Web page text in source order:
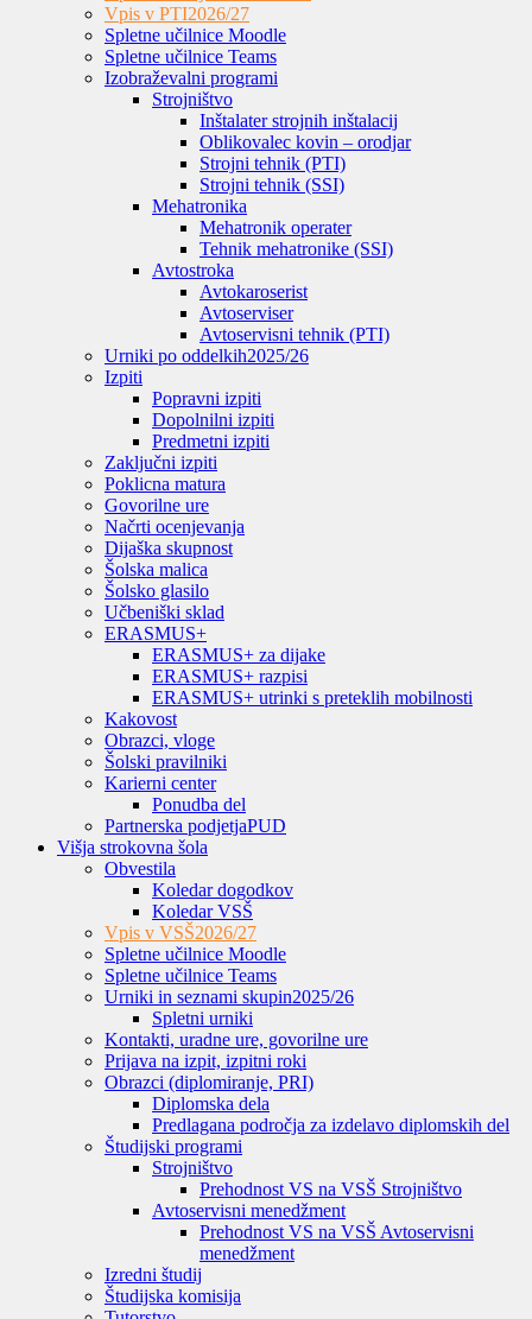
Vpis v PTI2026/27
Spletne učilnice Moodle
Spletne učilnice Teams
Izobraževalni programi
Strojništvo
Inštalater strojnih inštalacij
Oblikovalec kovin – orodjar
Strojni tehnik (PTI)
Strojni tehnik (SSI)
Mehatronika
Mehatronik operater
Tehnik mehatronike (SSI)
Avtostroka
Avtokaroserist
Avtoserviser
Avtoservisni tehnik (PTI)
Urniki po oddelkih2025/26
Izpiti
Popravni izpiti
Dopolnilni izpiti
Predmetni izpiti
Zaključni izpiti
Poklicna matura
Govorilne ure
Načrti ocenjevanja
Dijaška skupnost
Šolska malica
Šolsko glasilo
Učbeniški sklad
ERASMUS+
ERASMUS+ za dijake
ERASMUS+ razpisi
ERASMUS+ utrinki s preteklih mobilnosti
Kakovost
Obrazci, vloge
Šolski pravilniki
Karierni center
Ponudba del
Partnerska podjetjaPUD
Višja strokovna šola
Obvestila
Koledar dogodkov
Koledar VSŠ
Vpis v VSŠ2026/27
Spletne učilnice Moodle
Spletne učilnice Teams
Urniki in seznami skupin2025/26
Spletni urniki
Kontakti, uradne ure, govorilne ure
Prijava na izpit, izpitni roki
Obrazci (diplomiranje, PRI)
Diplomska dela
Predlagana področja za izdelavo diplomskih del
Študijski programi
Strojništvo
Prehodnost VS na VSŠ Strojništvo
Avtoservisni menedžment
Prehodnost VS na VSŠ Avtoservisni
menedžment
Izredni študij
Študijska komisija